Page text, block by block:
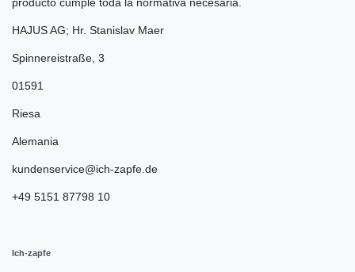
HAJUS AG; Hr. Stanislav Maer
Spinnereistraße 3
01591
Riesa
Alemania
kundenservice@ich-zapfe.de
+49 5151 87798 10
Ich-zapfe